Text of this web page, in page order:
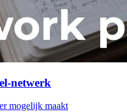
netwerk
mogelijk maakt